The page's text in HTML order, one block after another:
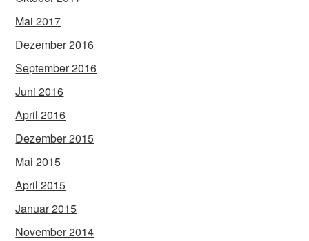
Mai 2017
Dezember 2016
September 2016
Juni 2016
April 2016
Dezember 2015
Mai 2015
April 2015
Januar 2015
November 2014